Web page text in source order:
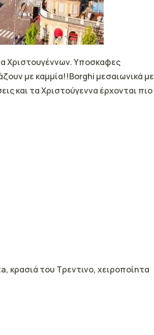
Χριστουγέννων.Υποσκαφες
με καμμία!!Borghi μεσαιωνικά με
και τα Χριστούγεννα έρχονται πιο
κρασιά του Τρεντινο, χειροποίητα